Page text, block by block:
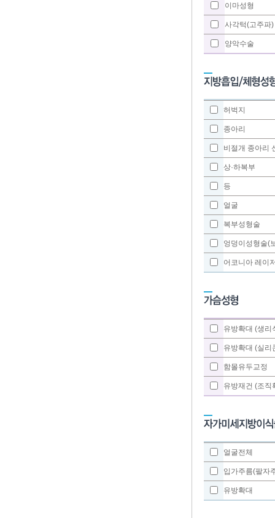
이마성형
사각턱(고주파
양악수술
허벅지
종아리
비절개 종아리
상·하복부
등
얼굴
복부성형술
엉덩이성형술(
어코니아 레이
유방확대 (생리
유방확대 (실리
함몰유두교정
유방재건 (조직
얼굴전체
입가주름(팔자
유방확대